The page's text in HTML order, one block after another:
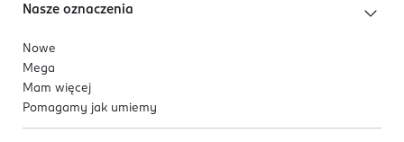
Nasze oznaczenia
Nowe
Mega
Mam więcej
Pomagamy jak umiemy